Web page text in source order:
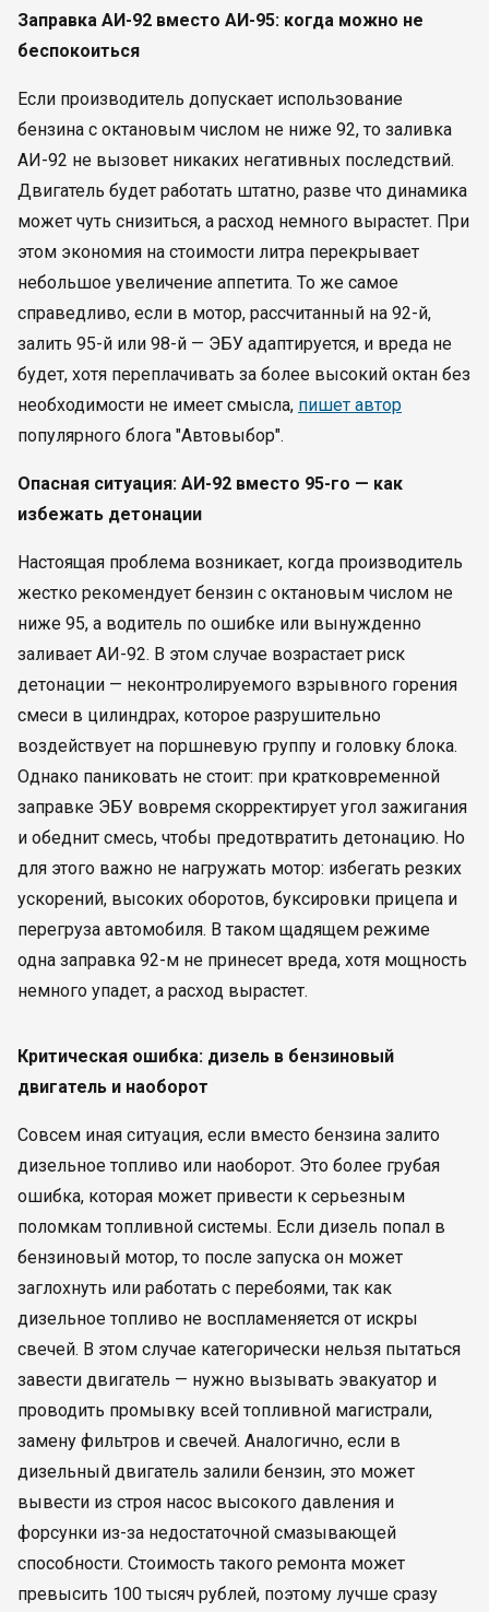
Заправка АИ-92 вместо АИ-95: когда можно не
беспокоиться
Если производитель допускает использование
бензина с октановым числом не ниже 92, то заливка
АИ-92 не вызовет никаких негативных последствий.
Двигатель будет работать штатно, разве что динамика
может чуть снизиться, а расход немного вырастет. При
этом экономия на стоимости литра перекрывает
небольшое увеличение аппетита. То же самое
справедливо, если в мотор, рассчитанный на 92-й,
залить 95-й или 98-й — ЭБУ адаптируется, и вреда не
будет, хотя переплачивать за более высокий октан без
необходимости не имеет смысла, пишет автор
популярного блога "Автовыбор".
Опасная ситуация: АИ-92 вместо 95-го — как
избежать детонации
Настоящая проблема возникает, когда производитель
жестко рекомендует бензин с октановым числом не
ниже 95, а водитель по ошибке или вынужденно
заливает АИ-92. В этом случае возрастает риск
детонации — неконтролируемого взрывного горения
смеси в цилиндрах, которое разрушительно
воздействует на поршневую группу и головку блока.
Однако паниковать не стоит: при кратковременной
заправке ЭБУ вовремя скорректирует угол зажигания
и обеднит смесь, чтобы предотвратить детонацию. Но
для этого важно не нагружать мотор: избегать резких
ускорений, высоких оборотов, буксировки прицепа и
перегруза автомобиля. В таком щадящем режиме
одна заправка 92-м не принесет вреда, хотя мощность
немного упадет, а расход вырастет.
Критическая ошибка: дизель в бензиновый
двигатель и наоборот
Совсем иная ситуация, если вместо бензина залито
дизельное топливо или наоборот. Это более грубая
ошибка, которая может привести к серьезным
поломкам топливной системы. Если дизель попал в
бензиновый мотор, то после запуска он может
заглохнуть или работать с перебоями, так как
дизельное топливо не воспламеняется от искры
свечей. В этом случае категорически нельзя пытаться
завести двигатель — нужно вызывать эвакуатор и
проводить промывку всей топливной магистрали,
замену фильтров и свечей. Аналогично, если в
дизельный двигатель залили бензин, это может
вывести из строя насос высокого давления и
форсунки из-за недостаточной смазывающей
способности. Стоимость такого ремонта может
превысить 100 тысяч рублей, поэтому лучше сразу